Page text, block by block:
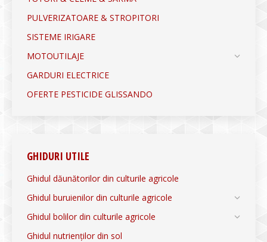
PULVERIZATOARE & STROPITORI
SISTEME IRIGARE
MOTOUTILAJE
GARDURI ELECTRICE
OFERTE PESTICIDE GLISSANDO
GHIDURI UTILE
Ghidul dăunătorilor din culturile agricole
Ghidul buruienilor din culturile agricole
Ghidul bolilor din culturile agricole
Ghidul nutrienților din sol